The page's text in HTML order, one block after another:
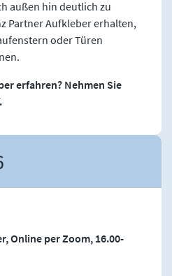
außen hin deutlich zu
Partner Aufkleber erhalten,
oder Türen
erfahren? Nehmen Sie
Online per Zoom, 16.00-